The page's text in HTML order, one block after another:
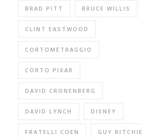
BRAD PITT BRUCE WILLIS
CLINT EASTWOOD
CORTOMETRAGGIO
CORTO PIXAR
DAVID CRONENBERG
DAVID LYNCH DISNEY
FRATELLI COEN GUY RITCHIE